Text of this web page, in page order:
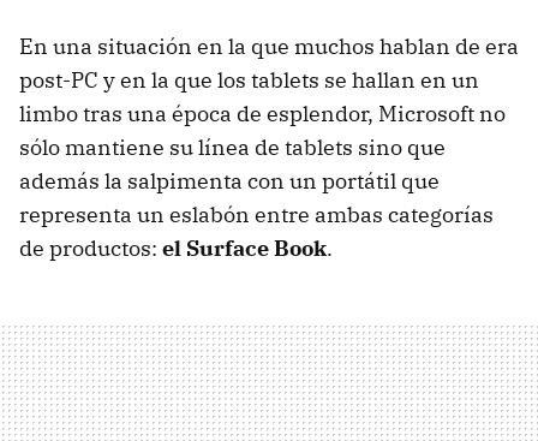
En una situación en la que muchos hablan de era
post-PC y en la que los tablets se hallan en un
limbo tras una época de esplendor, Microsoft no
sólo mantiene su línea de tablets sino que
además la salpimenta con un portátil que
representa un eslabón entre ambas categorías
de productos: el Surface Book.